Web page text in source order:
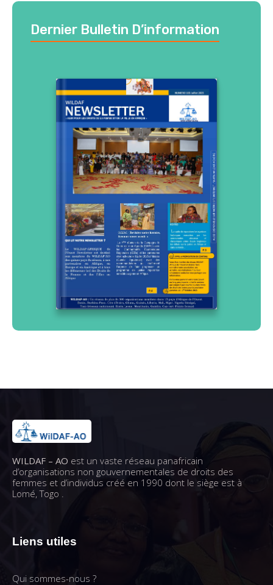
Dernier Bulletin D’information
WILDAF – AO est un vaste réseau panafricain
d’organisations non gouvernementales de droits des
femmes et d’individus créé en 1990 dont le siège est à
Lomé, Togo .
Liens utiles
Qui sommes-nous ?